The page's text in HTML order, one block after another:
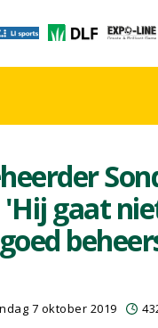
'Hij gaat
7 oktober 2019